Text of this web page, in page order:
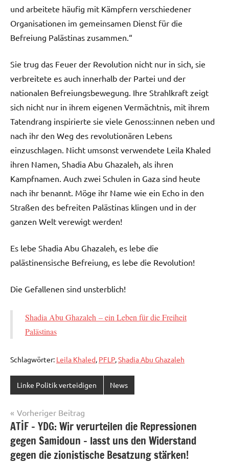
und arbeitete häufig mit Kämpfern verschiedener
Organisationen im gemeinsamen Dienst für die
Befreiung Palästinas zusammen.“
Sie trug das Feuer der Revolution nicht nur in sich, sie
verbreitete es auch innerhalb der Partei und der
nationalen Befreiungsbewegung. Ihre Strahlkraft zeigt
sich nicht nur in ihrem eigenen Vermächtnis, mit ihrem
Tatendrang inspirierte sie viele Genoss:innen neben und
nach ihr den Weg des revolutionären Lebens
einzuschlagen. Nicht umsonst verwendete Leila Khaled
ihren Namen, Shadia Abu Ghazaleh, als ihren
Kampfnamen. Auch zwei Schulen in Gaza sind heute
nach ihr benannt. Möge ihr Name wie ein Echo in den
Straßen des befreiten Palästinas klingen und in der
ganzen Welt verewigt werden!
Es lebe Shadia Abu Ghazaleh, es lebe die
palästinensische Befreiung, es lebe die Revolution!
Die Gefallenen sind unsterblich!
Shadia Abu Ghazaleh – ein Leben für die Freiheit
Palästinas
Schlagwörter: Leila Khaled, PFLP,Shadia Abu Ghazaleh
Linke Politik verteidigen News
Beitragsnavigation
Vorheriger Beitrag
ATİF – YDG: Wir verurteilen die Repressionen
gegen Samidoun – lasst uns den Widerstand
gegen die zionistische Besatzung stärken!